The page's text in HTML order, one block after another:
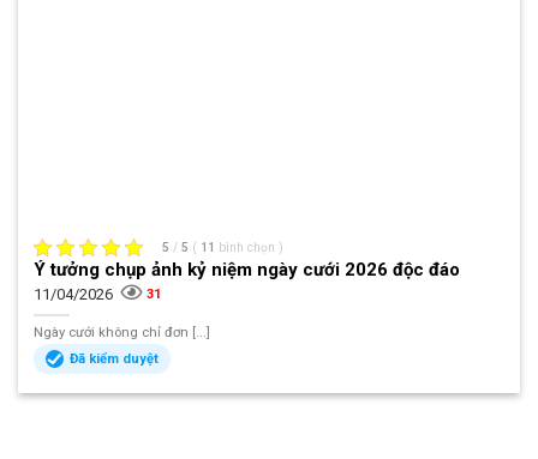
5 / 5 ( 11 bình chọn )
Ý tưởng chụp ảnh kỷ niệm ngày cưới 2026 độc đáo
11/04/2026 31
Ngày cưới không chỉ đơn [...]
Đã kiểm duyệt